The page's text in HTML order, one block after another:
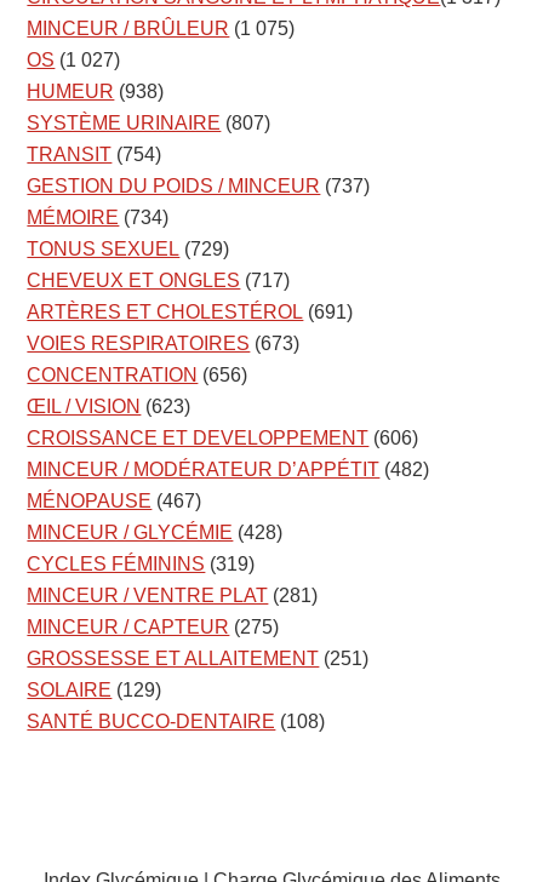
MINCEUR / BRÛLEUR (1 075)
OS (1 027)
HUMEUR (938)
SYSTÈME URINAIRE (807)
TRANSIT (754)
GESTION DU POIDS / MINCEUR (737)
MÉMOIRE (734)
TONUS SEXUEL (729)
CHEVEUX ET ONGLES (717)
ARTÈRES ET CHOLESTÉROL (691)
VOIES RESPIRATOIRES (673)
CONCENTRATION (656)
ŒIL / VISION (623)
CROISSANCE ET DEVELOPPEMENT (606)
MINCEUR / MODÉRATEUR D’APPÉTIT (482)
MÉNOPAUSE (467)
MINCEUR / GLYCÉMIE (428)
CYCLES FÉMININS (319)
MINCEUR / VENTRE PLAT (281)
MINCEUR / CAPTEUR (275)
GROSSESSE ET ALLAITEMENT (251)
SOLAIRE (129)
SANTÉ BUCCO-DENTAIRE (108)